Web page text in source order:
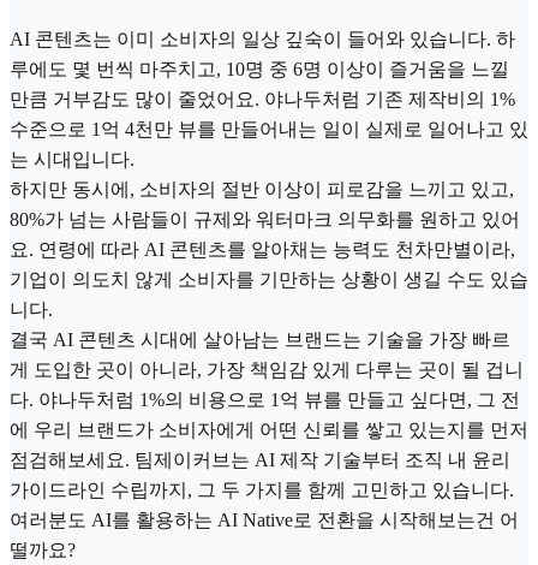
AI 콘텐츠는 이미 소비자의 일상 깊숙이 들어와 있습니다. 하
루에도 몇 번씩 마주치고, 10명 중 6명 이상이 즐거움을 느낄
만큼 거부감도 많이 줄었어요. 야나두처럼 기존 제작비의 1%
수준으로 1억 4천만 뷰를 만들어내는 일이 실제로 일어나고 있
는 시대입니다.
하지만 동시에, 소비자의 절반 이상이 피로감을 느끼고 있고,
80%가 넘는 사람들이 규제와 워터마크 의무화를 원하고 있어
요. 연령에 따라 AI 콘텐츠를 알아채는 능력도 천차만별이라,
기업이 의도치 않게 소비자를 기만하는 상황이 생길 수도 있습
니다.
결국 AI 콘텐츠 시대에 살아남는 브랜드는 기술을 가장 빠르
게 도입한 곳이 아니라, 가장 책임감 있게 다루는 곳이 될 겁니
다. 야나두처럼 1%의 비용으로 1억 뷰를 만들고 싶다면, 그 전
에 우리 브랜드가 소비자에게 어떤 신뢰를 쌓고 있는지를 먼저
점검해보세요. 팀제이커브는 AI 제작 기술부터 조직 내 윤리
가이드라인 수립까지, 그 두 가지를 함께 고민하고 있습니다.
여러분도 AI를 활용하는 AI Native로 전환을 시작해보는건 어
떨까요?